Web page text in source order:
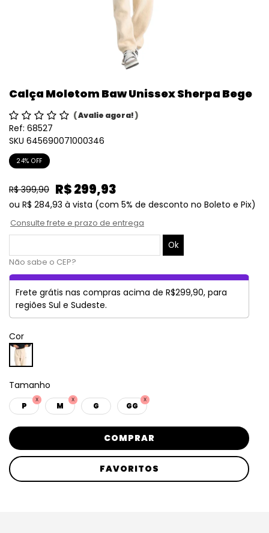
Calça Moletom Baw Unissex Sherpa Bege
(Avalie agora!)
Ref: 68527
SKU 645690071000346
24% OFF
R$ 399,90 R$ 299,93
ou R$ 284,93 à vista (com 5% de desconto no Boleto e Pix)
Consulte frete e prazo de entrega
Não sabe o CEP?
Frete grátis nas compras acima de R$299,90, para
regiões Sul e Sudeste.
Cor
Tamanho
P M G GG
COMPRAR
FAVORITOS